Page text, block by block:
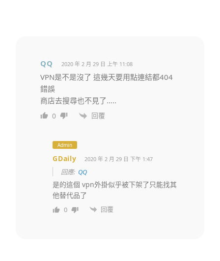
QQ 2020 年 2 月 29 日 上午 11:08
VPN是不是沒了 這幾天要用點連結都404
錯誤
商店去搜尋也不見了…..
0 回覆
Admin
GDaily 2020 年 2 月 29 日 下午 1:47
回應: QQ
是的這個 vpn外掛似乎被下架了只能找其
他替代品了
0 回覆